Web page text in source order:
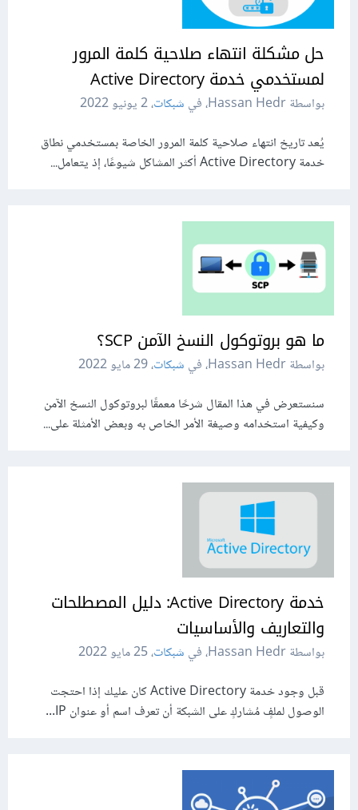
حل مشكلة انتهاء صلاحية كلمة المرور
لمستخدمي خدمة Active Directory
بواسطة Hassan Hedr، في شبكات،2 يونيو 2022
يُعد تاريخ انتهاء صلاحية كلمة المرور الخاصة بمستخدمي نطاق
خدمة Active Directory أكثر المشاكل شيوعًا، إذ يتعامل...
ما هو بروتوكول النسخ الآمن SCP؟
بواسطة Hassan Hedr، في شبكات،29 مايو 2022
سنستعرض في هذا المقال شرحًا معمقًا لبروتوكول النسخ الآمن
وكيفية استخدامه وصيغة الأمر الخاص به وبعض الأمثلة على...
خدمة Active Directory: دليل المصطلحات
والتعاريف والأساسيات
بواسطة Hassan Hedr، في شبكات،25 مايو 2022
قبل وجود خدمة Active Directory كان عليك إذا احتجت
الوصول لملفٍ مُشاركٍ على الشبكة أن تعرف اسم أو عنوان IP...